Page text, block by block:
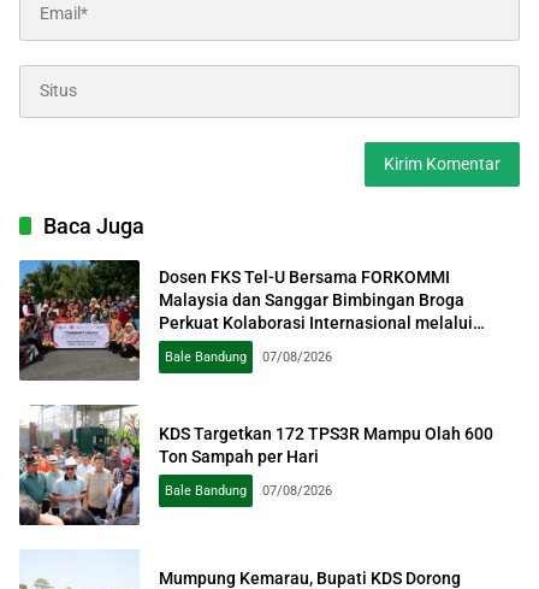
Baca Juga
Dosen FKS Tel-U Bersama FORKOMMI
Malaysia dan Sanggar Bimbingan Broga
Perkuat Kolaborasi Internasional melalui
Pengabdian kepada Masyarakat
Bale Bandung 07/08/2026
KDS Targetkan 172 TPS3R Mampu Olah 600
Ton Sampah per Hari
Bale Bandung 07/08/2026
Mumpung Kemarau, Bupati KDS Dorong